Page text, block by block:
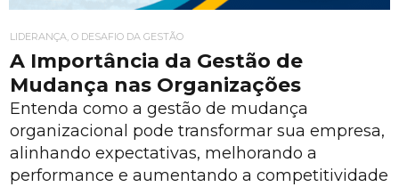
LIDERANÇA, O DESAFIO DA GESTÃO
A Importância da Gestão de
Mudança nas Organizações
Entenda como a gestão de mudança
organizacional pode transformar sua empresa,
alinhando expectativas, melhorando a
performance e aumentando a competitividade